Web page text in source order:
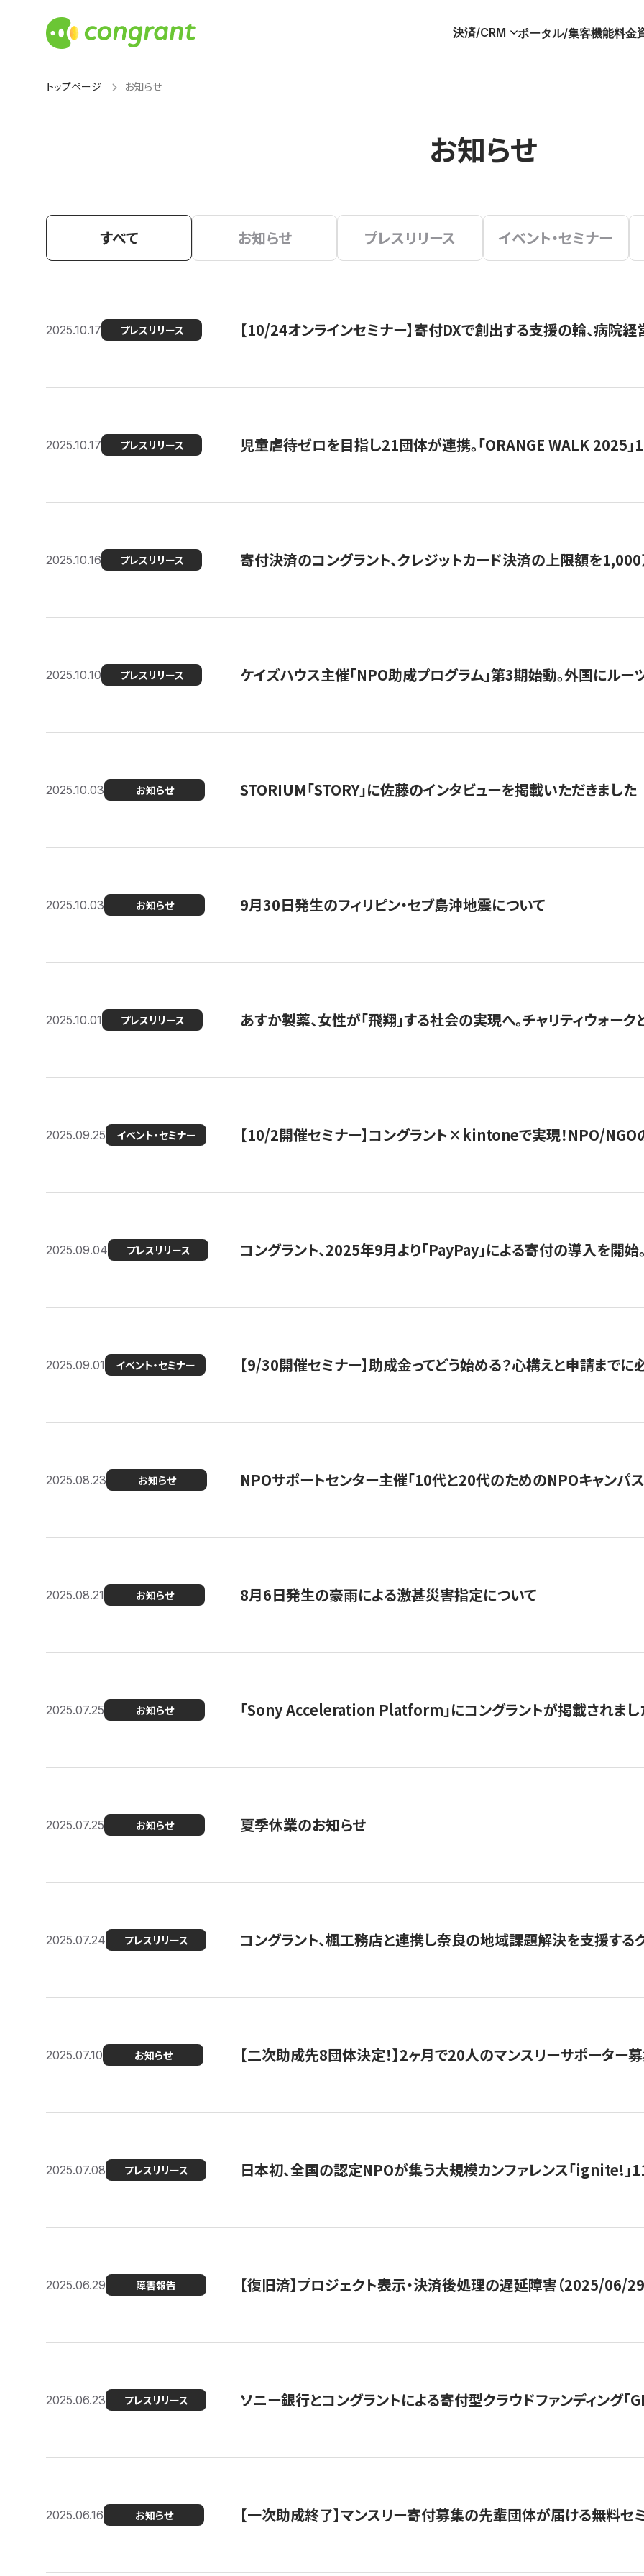
決済/CRM ポータル/集客機能料金
トップページ お知らせ
お知らせ
すべて お知らせ プレスリリース イベント・セミナー
2025.10.17 プレスリリース 【10/24オンラインセミナー】寄付DXで創出する支援の輪、病院
2025.10.17 プレスリリース 児童虐待ゼロを目指し21団体が連携。「ORANGE WALK 2025」
2025.10.16 プレスリリース 寄付決済のコングラント、クレジットカード決済の上限額を
2025.10.10 プレスリリース ケイズハウス主催「NPO助成プログラム」第3期始動。外国にル
2025.10.03 お知らせ STORIUM「STORY」に佐藤のインタビューを掲載いただきました
2025.10.03 お知らせ 9月30日発生のフィリピン・セブ島沖地震について
2025.10.01 プレスリリース あすか製薬、女性が「飛翔」する社会の実現へ。チャリティウォー
2025.09.25 イベント・セミナー 【10/2開催セミナー】コングラント×kintoneで実現！NPO/NGO
2025.09.04 プレスリリース コングラント、2025年9月より「PayPay」による寄付の導入を開始
2025.09.01 イベント・セミナー 【9/30開催セミナー】助成金ってどう始める？心構えと申請まで
2025.08.23 お知らせ NPOサポートセンター主催「10代と20代のためのNPOキャンパ
2025.08.21 お知らせ 8月6日発生の豪雨による激甚災害指定について
2025.07.25 お知らせ 「Sony Acceleration Platform」にコングラントが掲載されまし
2025.07.25 お知らせ 夏季休業のお知らせ
2025.07.24 プレスリリース コングラント、楓工務店と連携し奈良の地域課題解決を支援する
2025.07.10 お知らせ 【二次助成先8団体決定！】2ヶ月で20人のマンスリーサポーター
2025.07.08 プレスリリース 日本初、全国の認定NPOが集う大規模カンファレンス「ignite!」
2025.06.29 障害報告 【復旧済】プロジェクト表示・決済後処理の遅延障害（2025/06/29
2025.06.23 プレスリリース ソニー銀行とコングラントによる寄付型クラウドファンディング
2025.06.16 お知らせ 【一次助成終了】マンスリー寄付募集の先輩団体が届ける無料セ